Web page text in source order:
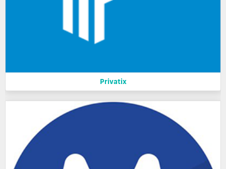
Privatix